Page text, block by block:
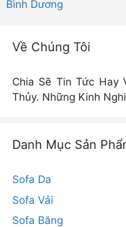
Bình Dương
Về Chúng Tôi
Chia Sẽ Tin Tức Hay
Thủy. Những Kinh
Danh Mục Sản
Sofa Da
Sofa Vải
Sofa Băng